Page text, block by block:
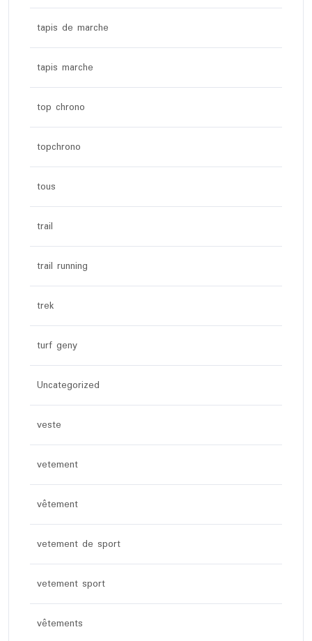
tapis de marche
tapis marche
top chrono
topchrono
tous
trail
trail running
trek
turf geny
Uncategorized
veste
vetement
vêtement
vetement de sport
vetement sport
vêtements